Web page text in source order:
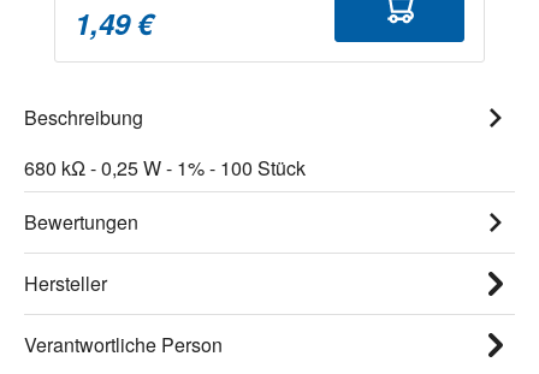
1,49 €
Beschreibung
680 kΩ - 0,25 W - 1% - 100 Stück
Bewertungen
Hersteller
Verantwortliche Person